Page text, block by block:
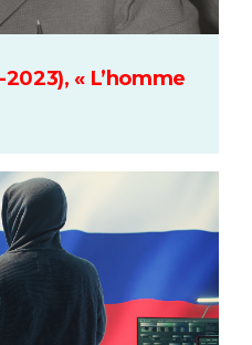
« L’homme